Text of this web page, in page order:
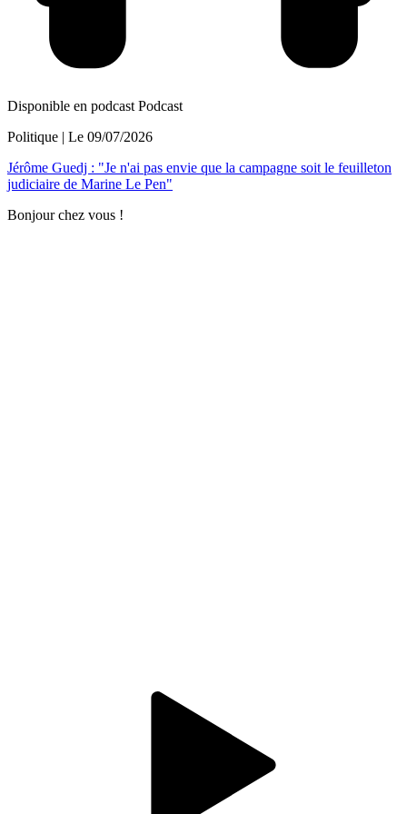
Disponible en podcast Podcast
Politique | Le 09/07/2026
Jérôme Guedj : "Je n'ai pas envie que la campagne soit le feuilleton
judiciaire de Marine Le Pen"
Bonjour chez vous !